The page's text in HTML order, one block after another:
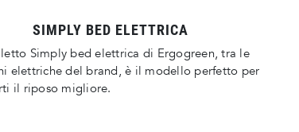
SIMPLY BED ELETTRICA
Simply bed elettrica di Ergogreen, tra le
elettriche del brand, è il modello perfetto per
il riposo migliore.